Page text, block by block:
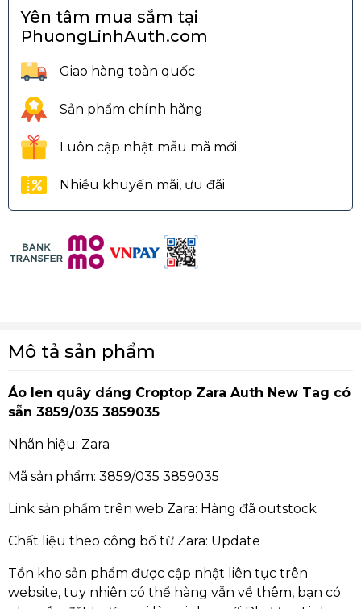
Yên tâm mua sắm tại
PhuongLinhAuth.com
Giao hàng toàn quốc
Sản phẩm chính hãng
Luôn cập nhật mẫu mã mới
Nhiều khuyến mãi, ưu đãi
Mô tả sản phẩm
Áo len quây dáng Croptop Zara Auth New Tag có
sẵn 3859/035 3859035
Nhãn hiệu: Zara
Mã sản phẩm: 3859/035 3859035
Link sản phẩm trên web Zara: Hàng đã outstock
Chất liệu theo công bố từ Zara: Update
Tồn kho sản phẩm được cập nhật liên tục trên
website, tuy nhiên có thể hàng vẫn về thêm, bạn có